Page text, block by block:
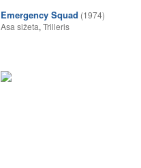
Emergency Squad (1974)
Asa sižeta, Trilleris